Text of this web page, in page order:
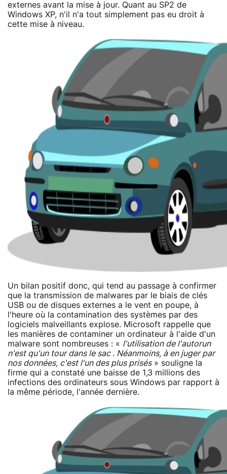
externes avant la mise à jour. Quant au SP2 de
Windows XP, n'il n'a tout simplement pas eu droit à
cette mise à niveau.
Un bilan positif donc, qui tend au passage à confirmer
que la transmission de malwares par le biais de clés
USB ou de disques externes a le vent en poupe, à
l'heure où la contamination des systèmes par des
logiciels malveillants explose. Microsoft rappelle que
les manières de contaminer un ordinateur à l'aide d'un
malware sont nombreuses : « l'utilisation de l'autorun
n'est qu'un tour dans le sac . Néanmoins, à en juger par
nos données, c'est l'un des plus prisés» souligne la
firme qui a constaté une baisse de 1,3 millions des
infections des ordinateurs sous Windows par rapport à
la même période, l'année dernière.